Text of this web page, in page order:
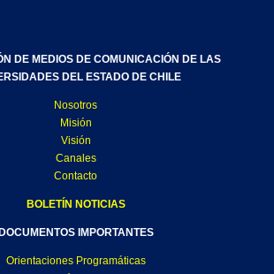
DE MEDIOS DE COMUNICACIÓN DE LAS
DEL ESTADO DE CHILE
Nosotros
Misión
Visión
Canales
Contacto
BOLETÍN NOTICIAS
DOCUMENTOS IMPORTANTES
Orientaciones Programáticas